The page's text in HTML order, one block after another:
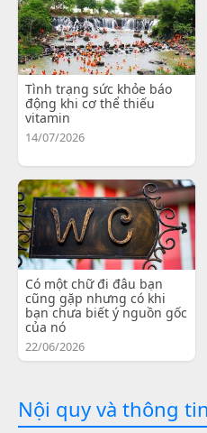
Tình trạng sức khỏe báo
động khi cơ thể thiếu
vitamin
14/07/2026
Có một chữ đi đâu bạn
cũng gặp nhưng có khi
bạn chưa biết ý nguồn gốc
của nó
22/06/2026
Nội quy và thông